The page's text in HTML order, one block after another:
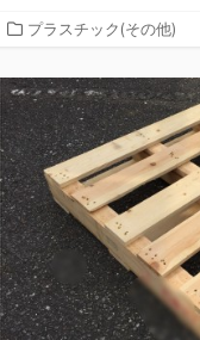
カ
ゴ
リ
ー
プラスチック(その他)